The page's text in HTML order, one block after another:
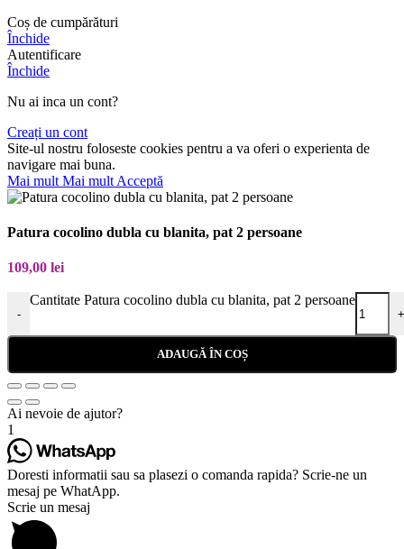
Coș de cumpărături
Închide
Autentificare
Închide
Nu ai inca un cont?
Creați un cont
Site-ul nostru foloseste cookies pentru a va oferi o experienta de
navigare mai buna.
Mai mult Mai mult Acceptă
Patura cocolino dubla cu blanita, pat 2 persoane
109,00 lei
-
Cantitate Patura cocolino dubla cu blanita, pat 2 persoane
+
ADAUGĂ ÎN COȘ
Ai nevoie de ajutor?
1
Doresti informatii sau sa plasezi o comanda rapida? Scrie-ne un
mesaj pe WhatApp.
Scrie un mesaj